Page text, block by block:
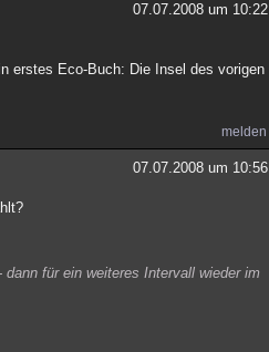
07.07.2008 um 10:22
erstes Eco-Buch: Die Insel des vorigen
melden
07.07.2008 um 10:56
für ein weiteres Intervall wieder im